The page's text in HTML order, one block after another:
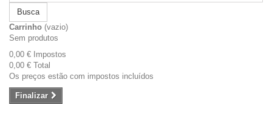
Busca
Carrinho (vazio)
Sem produtos
0,00 € Impostos
0,00 € Total
Os preços estão com impostos incluídos
Finalizar